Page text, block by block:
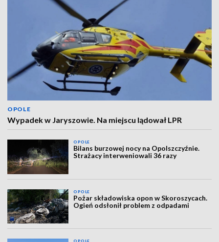
OPOLE
Wypadek w Jaryszowie. Na miejscu lądował LPR
OPOLE
Bilans burzowej nocy na Opolszczyźnie.
Strażacy interweniowali 36 razy
OPOLE
Pożar składowiska opon w Skoroszycach.
Ogień odsłonił problem z odpadami